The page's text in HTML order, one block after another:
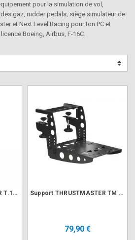
pour la simulation de vol,
gaz, rudder pedals, siège simulateur de
et Next Level Racing pour ton PC et
Boeing, Airbus, F-16C.
Joystick THRUSTMASTER T.16000M FCS ambidextre Support THRUSTMASTER TM Flying Clamp
79,90 €